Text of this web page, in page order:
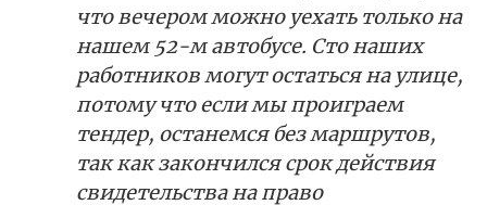
что вечером можно уехать только на
нашем 52-м автобусе. Сто наших
работников могут остаться на улице,
потому что если мы проиграем
тендер, останемся без маршрутов,
так как закончился срок действия
свидетельства на право